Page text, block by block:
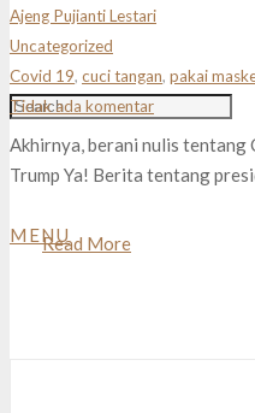
MENU
Ajeng Pujianti Lestari
Uncategorized
Covid 19, cuci tangan, pakai
Tidak ada komentar
Akhirnya, berani nulis tentang
Trump Ya! Berita tentang
Read More